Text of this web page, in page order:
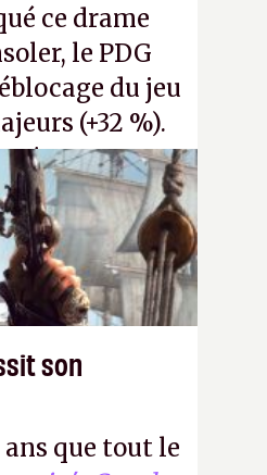
ce drame
le PDG
du jeu
(+32 %).
ne sont
d'achat.P.
son
que tout le